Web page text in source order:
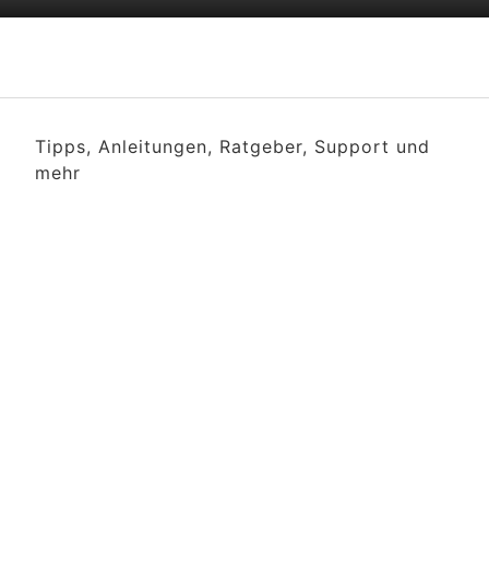
Tipps, Anleitungen, Ratgeber, Support und
mehr